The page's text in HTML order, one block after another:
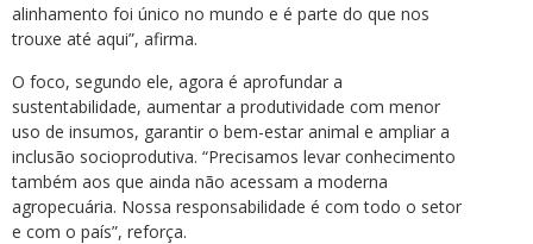
alinhamento foi único no mundo e é parte do que nos
trouxe até aqui”, afirma.
O foco, segundo ele, agora é aprofundar a
sustentabilidade, aumentar a produtividade com menor
uso de insumos, garantir o bem-estar animal e ampliar a
inclusão socioprodutiva. “Precisamos levar conhecimento
também aos que ainda não acessam a moderna
agropecuária. Nossa responsabilidade é com todo o setor
e com o país”, reforça.